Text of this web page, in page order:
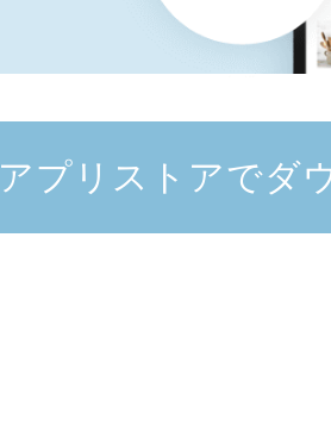
アプリストアでダ